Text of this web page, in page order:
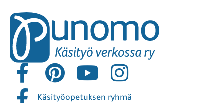
Käsityöopetuksen ryhmä